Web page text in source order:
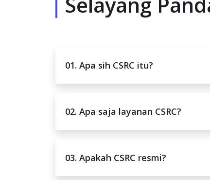
01. Apa sih CSRC itu?
02. Apa saja layanan CSRC?
03. Apakah CSRC resmi?